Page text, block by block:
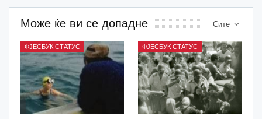
Сите
Може ќе ви се допадне
ФЈЕСБУК СТАТУС ФЈЕСБУК СТАТУС